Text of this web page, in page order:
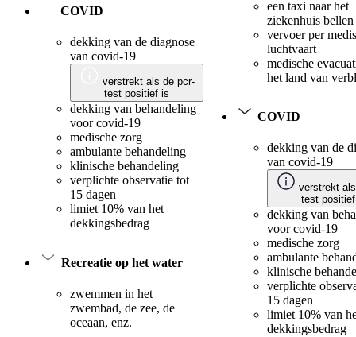
COVID
dekking van de diagnose
van covid-19
verstrekt als de pcr-
test positief is
dekking van behandeling
voor covid-19
medische zorg
ambulante behandeling
klinische behandeling
verplichte observatie tot
15 dagen
limiet 10% van het
dekkingsbedrag
Recreatie op het water
zwemmen in het
zwembad, de zee, de
oceaan, enz.
een taxi naar het
ziekenhuis bellen
vervoer per
luchtvaart
medische
het land van
COVID
dekking van de
van covid-19
verstrekt
test
dekking van
voor covid-19
medische zorg
ambulante
klinische
verplichte
15 dagen
limiet 10% van
dekkingsbedrag